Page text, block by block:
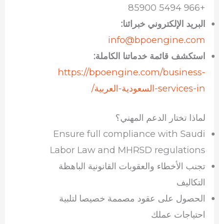
+966 5494 85900
البريد الإلكتروني خبرائنا:
info@bpoengine.com
استكشف قائمة خدماتنا الكاملة:
https://bpoengine.com/business-
services-in-السعودية-العربية/
لماذا تختار الدعم المهني؟
Ensure full compliance with Saudi
Labor Law and MHRSD regulations
تجنب الأخطاء والعقوبات القانونية الباهظة
التكاليف
الحصول على عقود مصممة خصيصا لتلبية
احتياجات عملك